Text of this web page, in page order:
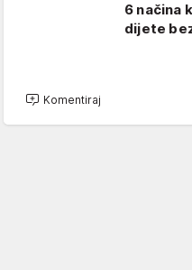
6 načina
dijete
Komentiraj